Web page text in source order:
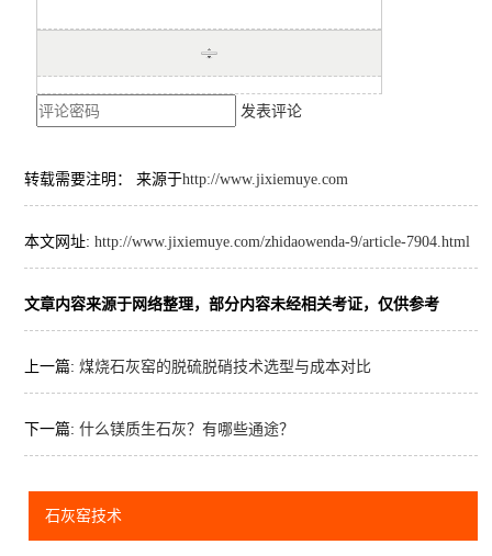
发表评论
转载需要注明： 来源于http://www.jixiemuye.com
本文网址: http://www.jixiemuye.com/zhidaowenda-9/article-7904.html
文章内容来源于网络整理，部分内容未经相关考证，仅供参考
上一篇: 煤烧石灰窑的脱硫脱硝技术选型与成本对比
下一篇: 什么镁质生石灰？有哪些通途？
石灰窑技术